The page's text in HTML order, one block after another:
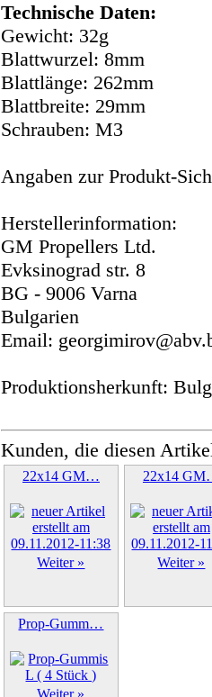
Technische Daten:
Gewicht: 32g
Blattwurzel: 8mm
Blattlänge: 262mm
Blattbreite: 29mm
Schrauben: M3
Angaben zur Produkt-
Herstellerinformation:
GM Propellers Ltd.
Evksinograd str. 8
BG - 9006 Varna
Bulgarien
Email:
Produktionsherkunft:
Kunden, die diesen
22x14 GM…
Weiter »
22x14
Weiter »
Prop-Gumm…
Weiter »